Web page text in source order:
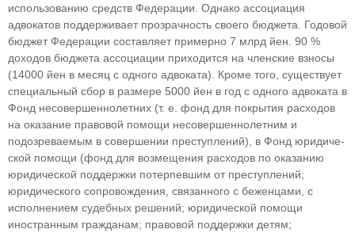
использованию средств Федерации. Однако ассоциация
адвока­тов поддерживает прозрачность своего бюджета. Годовой
бюджет Федерации составляет пример­но 7 млрд йен. 90 %
доходов бюджета ассоциации приходится на членские взносы
(14000 йен в месяц с одного адвоката). Кроме того, существует
спе­циальный сбор в размере 5000 йен в год с одного адвоката в
Фонд несовершеннолетних (т. е. фонд для покрытия расходов
на оказание правовой по­мощи несовершеннолетним и
подозреваемым в совершении преступлений), в Фонд юридиче­
ской помощи (фонд для возмещения расходов по оказанию
юридической поддержки потер­певшим от преступлений;
юридического сопро­вождения, связанного с беженцами, с
исполне­нием судебных решений; юридической помощи
иностранным гражданам; правовой поддержки детям;